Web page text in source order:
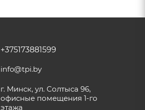
+375173881599
info@tpi.by
г. Минск, ул. Солтыса 96,
офисные помещения 1-го
этажа